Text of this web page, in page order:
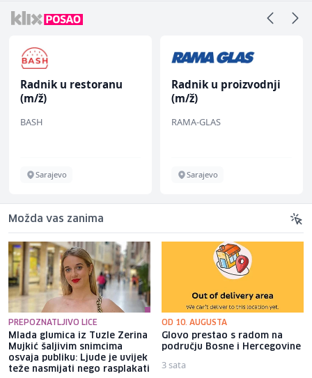
Radnik u restoranu
(m/ž)
BASH
Sarajevo
Radnik u proizvodnji
(m/ž)
RAMA-GLAS
Sarajevo
Možda vas zanima
PREPOZNATLJIVO LICE
Mlada glumica iz Tuzle Zerina
Mujkić šaljivim snimcima
osvaja publiku: Ljude je uvijek
teže nasmijati nego rasplakati
OD 10. AUGUSTA
Glovo prestao s radom na
području Bosne i Hercegovine
3 sata